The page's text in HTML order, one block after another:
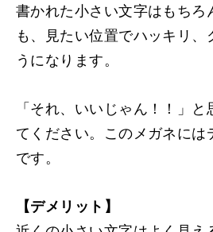
書かれた小さい文字はもちろ
も、見たい位置でハッキリ、
うになります。
「それ、いいじゃん！！」
てください。
このメガネには
です。
【デメリット】